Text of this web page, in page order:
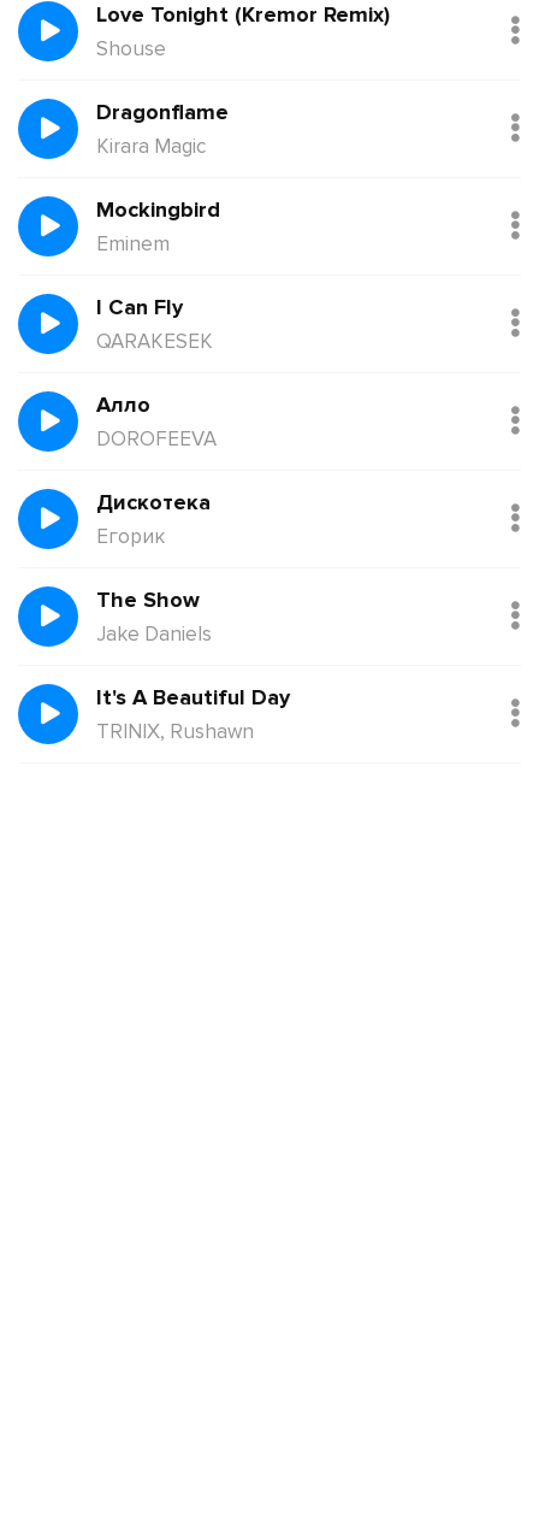
Love Tonight (Kremor Remix)
Shouse
Dragonflame
Kirara Magic
Mockingbird
Eminem
I Can Fly
QARAKESEK
Алло
DOROFEEVA
Дискотека
Егорик
The Show
Jake Daniels
It's A Beautiful Day
TRINIX, Rushawn